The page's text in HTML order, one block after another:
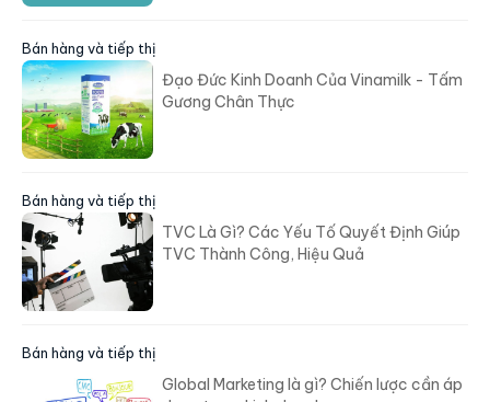
Bán hàng và tiếp thị
Đạo Đức Kinh Doanh Của Vinamilk - Tấm
Gương Chân Thực
Bán hàng và tiếp thị
TVC Là Gì? Các Yếu Tố Quyết Định Giúp
TVC Thành Công, Hiệu Quả
Bán hàng và tiếp thị
Global Marketing là gì? Chiến lược cần áp